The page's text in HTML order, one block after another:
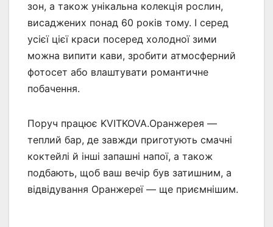
зон, а також унікальна колекція рослин,
висаджених понад 60 років тому. І серед
усієї цієї краси посеред холодної зими
можна випити кави, зробити атмосферний
фотосет або влаштувати романтичне
побачення.
Поруч працює KVITKOVA.Оранжерея —
теплий бар, де завжди приготують смачні
коктейлі й інші запашні напої, а також
подбають, щоб ваш вечір був затишним, а
відвідування Оранжереї — ще приємнішим.